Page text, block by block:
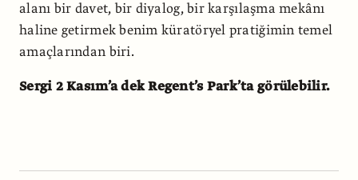
alanı bir davet, bir diyalog, bir karşılaşma mekânı
haline getirmek benim küratöryel pratiğimin temel
amaçlarından biri.
Sergi 2 Kasım’a dek Regent’s Park’ta görülebilir.